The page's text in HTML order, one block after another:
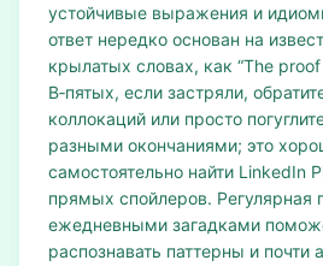
устойчивые выражения и
ответ нередко основан на
крылатых словах, как “The
В‑пятых, если застряли,
коллокаций или просто
разными окончаниями; это
самостоятельно найти LinkedIn
прямых спойлеров. Регулярная
ежедневными загадками
распознавать паттерны и почти